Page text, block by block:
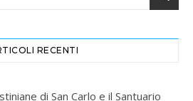
RECENTI
di San Carlo e il Santuario